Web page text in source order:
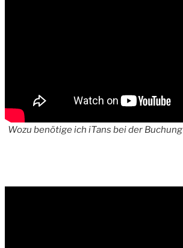
Wozu benötige ich iTans bei der Buchung